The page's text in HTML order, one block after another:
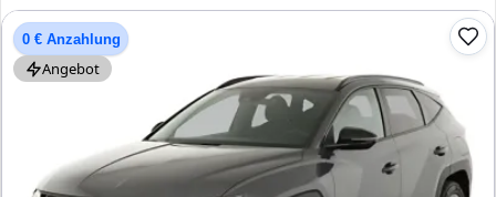
0 € Anzahlung
Angebot